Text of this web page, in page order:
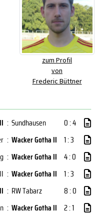
zum Profil
von
Frederic Büttner
: Sundhausen
0 : 4
: Wacker Gotha II 1 : 3
: Wacker Gotha II 4 : 0
: Wacker Gotha II 1 : 3
: RW Tabarz
8 : 0
: Wacker Gotha II 2 : 1